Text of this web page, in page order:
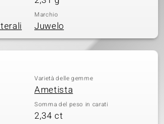
Marchio
Juwelo
Varietà delle gemme
Ametista
Somma del peso in carati
2,34 ct